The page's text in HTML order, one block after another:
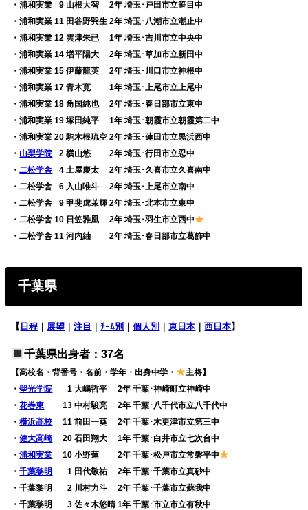
・浦和実業
09 山根大智 2年 埼玉･戸田市立笹目中
・浦和実業 11 田谷野巽生 2年 埼玉･八潮市立潮止中
・浦和実業 12 雲津朱已 1年 埼玉･吉川市立中央中
・浦和実業 14 増平陽大 2年 埼玉･草加市立新田中
・浦和実業 15 伊藤龍英 2年 埼玉･川口市立神根中
・浦和実業 17 青木寛 1年 埼玉･上尾市立上尾中
・浦和実業 18 角国純也 2年 埼玉･春日部市立東中
・浦和実業 19 塚田純平 1年 埼玉･朝霞市立朝霞第二中
・浦和実業 20 駒木根琉空 2年 埼玉･蓮田市立黒浜西中
・ 山梨学院 02 横山悠 2年 埼玉･行田市立忍中
・二松学舎 04 土屋慶太 2年 埼玉･久喜市立久喜南中
・二松学舎
06 入山唯斗 2年 埼玉･上尾市立南中
・二松学舎
09 甲斐虎茉輝 2年 埼玉･北本市立東中
・二松学舎 10 日笠雅凰 2年 埼玉･羽生市立西中
・二松学舎 11 河内紬 2年 埼玉･春日部市立葛飾中
千葉県
【 日程 展望 ｜注目 ｜ﾁｰﾑ別 ｜個人別 ｜東日本 ｜西日本】
千葉県出身者：37名
【高校名・背番号・名前・学年・出身中学・
主将】
・聖光学院 01 大嶋哲平 2年 千葉･神崎町立神崎中
・花巻東 13 中村駿亮 2年 千葉･八千代市立八千代中
・横浜高校 11 前田一葵 2年 千葉･木更津市立第三中
・健大高崎 20 石田翔大 1年 千葉･白井市立七次台中
・浦和実業 10 小野蓮 2年 千葉･松戸市立常磐平中
・千葉黎明 01 田代敬祐 2年 千葉･千葉市立真砂中
・千葉黎明
02 川村力斗 2年 千葉･千葉市立蘇我中
・千葉黎明
03 佐々木悠晴 1年 千葉･市立市立有秋中